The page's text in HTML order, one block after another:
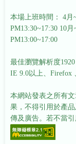
本場上班時間： 4月
PM13:30~17:30 10月
PM13:00~17:00
最佳瀏覽解析度
IE 9.0以上、Firefox
本網站發表之所有
果，不得引用於產
傳及廣告。若不當引